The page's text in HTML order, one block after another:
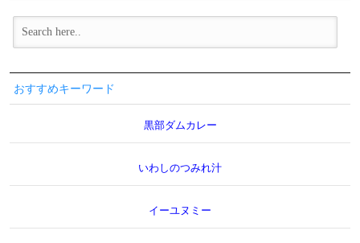
おすすめキーワード
黒部ダムカレー
いわしのつみれ汁
イーユヌミー